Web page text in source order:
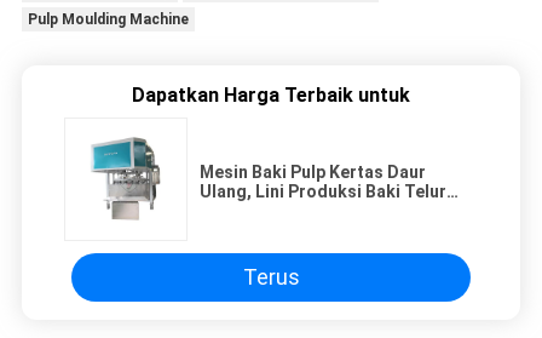
Pulp Moulding Machine
Dapatkan Harga Terbaik untuk
Mesin Baki Pulp Kertas Daur
Ulang, Lini Produksi Baki Telur
Terus